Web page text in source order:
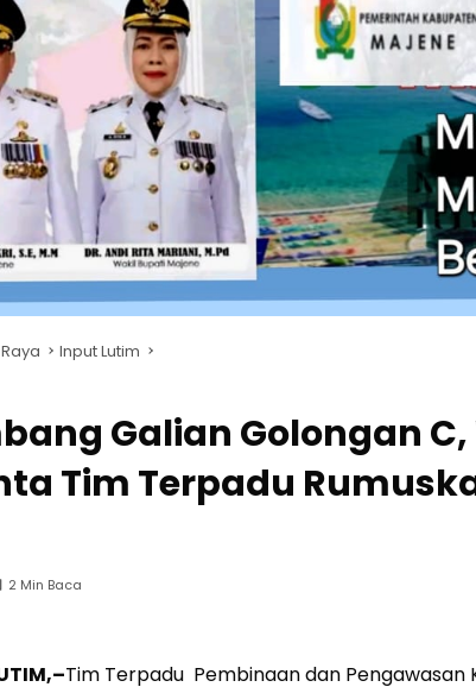
Input Lutim
Galian Golongan
Tim Terpadu
2 Min Baca
Tim Terpadu Pembinaan dan Pengawasan